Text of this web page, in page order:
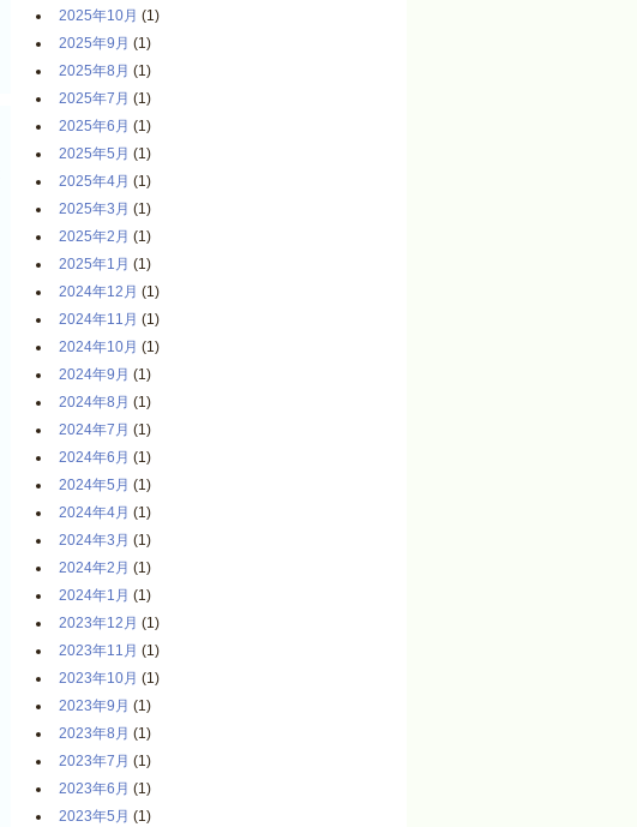
2025年10月 (1)
2025年9月 (1)
2025年8月 (1)
2025年7月 (1)
2025年6月 (1)
2025年5月 (1)
2025年4月 (1)
2025年3月 (1)
2025年2月 (1)
2025年1月 (1)
2024年12月 (1)
2024年11月 (1)
2024年10月 (1)
2024年9月 (1)
2024年8月 (1)
2024年7月 (1)
2024年6月 (1)
2024年5月 (1)
2024年4月 (1)
2024年3月 (1)
2024年2月 (1)
2024年1月 (1)
2023年12月 (1)
2023年11月 (1)
2023年10月 (1)
2023年9月 (1)
2023年8月 (1)
2023年7月 (1)
2023年6月 (1)
2023年5月 (1)